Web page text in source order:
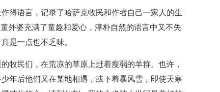
得语言，记录了哈萨克牧民和作者自己一家人的生
外婆充满了童趣和爱心，淳朴自然的语言中又不失
是一点也不乏味。
牧民们，在荒凉的草原上赶着瘦弱的羊群。也许，
年后他们又在某地相遇，或下着暴风雪，即使天寒